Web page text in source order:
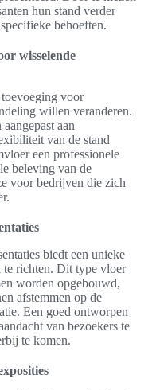
hun stand verder
behoeften.
wisselende
voor
willen veranderen.
aan
van de stand
een professionele
beleving van de
voor bedrijven die zich
biedt een unieke
richten. Dit type vloer
worden opgebouwd,
afstemmen op de
Een goed ontworpen
van bezoekers te
te komen.